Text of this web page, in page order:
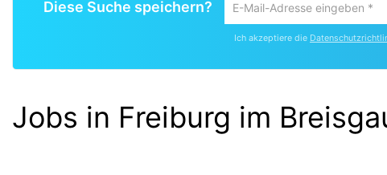
Diese Suche speichern?
Um
die
aktuelle
gib
deine
Ich akzeptiere die
Jobs in Freiburg im